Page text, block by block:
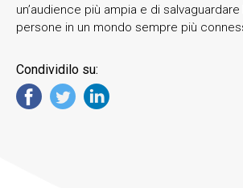
un’audience più ampia e di
persone in un mondo sempre più
Condividilo su: